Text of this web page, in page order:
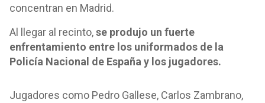
concentran en Madrid.
Al llegar al recinto,se produjo un fuerte
enfrentamiento entre los uniformados de la
Policía Nacional de España y los jugadores.
Jugadores como Pedro Gallese, Carlos Zambrano,